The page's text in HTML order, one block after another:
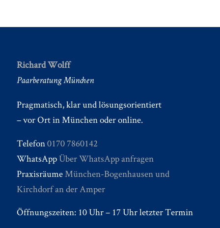
Richard Wolff
Paarberatung München
Pragmatisch, klar und lösungsorientiert
– vor Ort in München oder online.
Telefon0170 7860142
WhatsApp Über WhatsApp anfragen
PraxisräumeMünchen-Bogenhausen und
Kirchdorf an der Amper
Öffnungszeiten: 10 Uhr – 17 Uhr letzter Termin